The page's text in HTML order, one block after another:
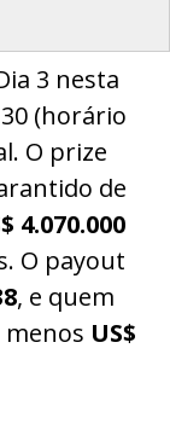
3 nesta
(horário
O prize
de
4.070.000
O payout
, e quem
menos US$